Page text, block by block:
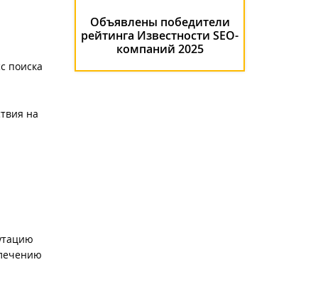
поиска
на
Объявлены победители
рейтинга Известности SEO-
компаний 2025